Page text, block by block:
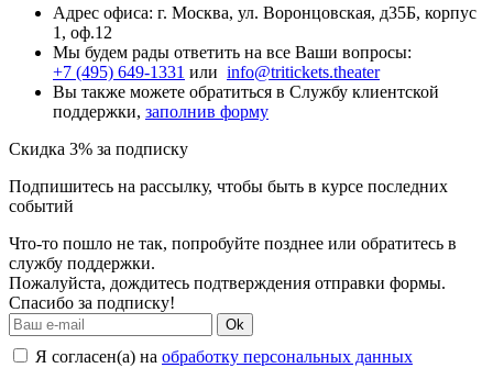
Адрес офиса: г. Москва, ул. Воронцовская, д35Б, корпус
1, оф.12
Мы будем рады ответить на все Ваши вопросы:
+7 (495) 649-1331 или info@tritickets.theater
Вы также можете обратиться в Службу клиентской
поддержки, заполнив форму
Скидка 3% за подписку
Подпишитесь на рассылку, чтобы быть в курсе последних
событий
Что-то пошло не так, попробуйте позднее или обратитесь в
службу поддержки.
Пожалуйста, дождитесь подтверждения отправки формы.
Спасибо за подписку!
Ok
Я согласен(а) на обработку персональных данных